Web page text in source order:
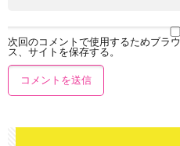
次回のコメントで使用するためブラ
ス、サイトを保存する。